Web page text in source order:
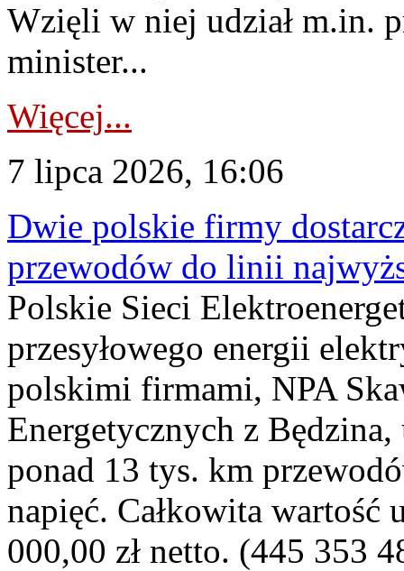
Wzięli w niej udział m.in.
minister...
Więcej...
7 lipca 2026, 16:06
Dwie polskie firmy
przewodów do linii
Polskie Sieci
przesyłowego energii
polskimi firmami, NPA
Energetycznych z
ponad 13 tys. km
napięć. Całkowita
000,00 zł netto. (445 353